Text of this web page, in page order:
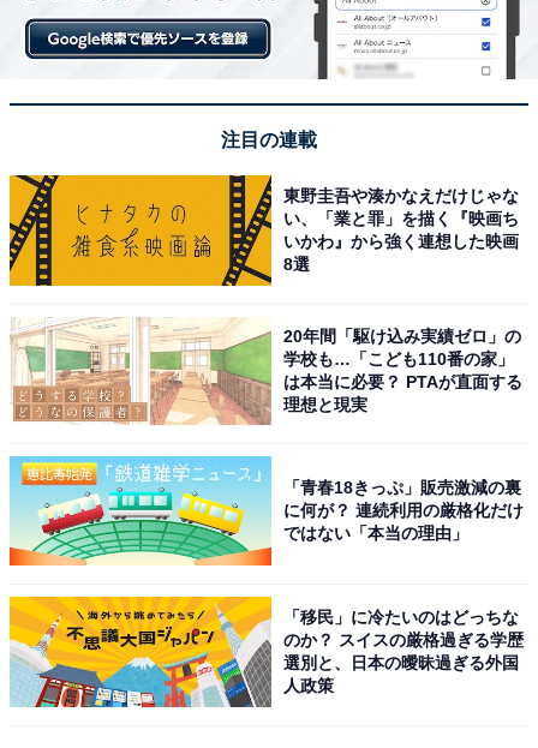
【2024年7月の運勢】ふたご座（5月21日～6月21
日生まれ）
調整日を設けましょう
＞【詳しく見る】全体運、社交運、恋愛運などの詳細は
【2024年7月の運勢】かに座（6月22日～7月22日
生まれ）
注目の連載
東野圭吾や湊かなえだけじゃな
い、「業と罪」を描く『映画ち
いかわ』から強く連想した映画
8選
20年間「駆け込み実績ゼロ」の
学校も…「こども110番の家」
は本当に必要？ PTAが直面する
理想と現実
「青春18きっぷ」販売激減の裏
に何が？ 連続利用の厳格化だけ
ではない「本当の理由」
「移民」に冷たいのはどっちな
のか？ スイスの厳格過ぎる学歴
選別と、日本の曖昧過ぎる外国
人政策